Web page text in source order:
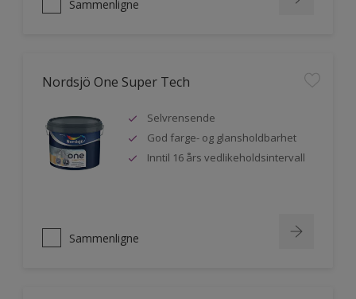
Sammenligne
Nordsjö One Super Tech
Selvrensende
God farge- og glansholdbarhet
Inntil 16 års vedlikeholdsintervall
Sammenligne